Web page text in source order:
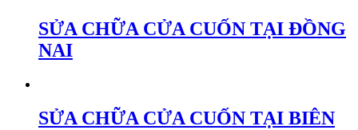
SỬA CHỮA CỬA CUỐN TẠI ĐỒNG
NAI
SỬA CHỮA CỬA CUỐN TẠI BIÊN